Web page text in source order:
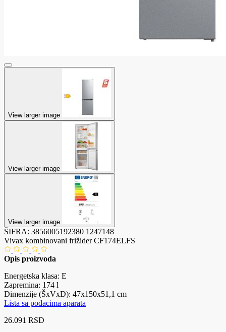
View larger image
View larger image
View larger image
ŠIFRA: 3856005192380 1247148
Vivax kombinovani frižider CF174ELFS
Opis proizvoda
Energetska klasa: E
Zapremina: 174 l
Dimenzije (ŠxVxD): 47x150x51,1 cm
Lista sa podacima aparata
26.091 RSD